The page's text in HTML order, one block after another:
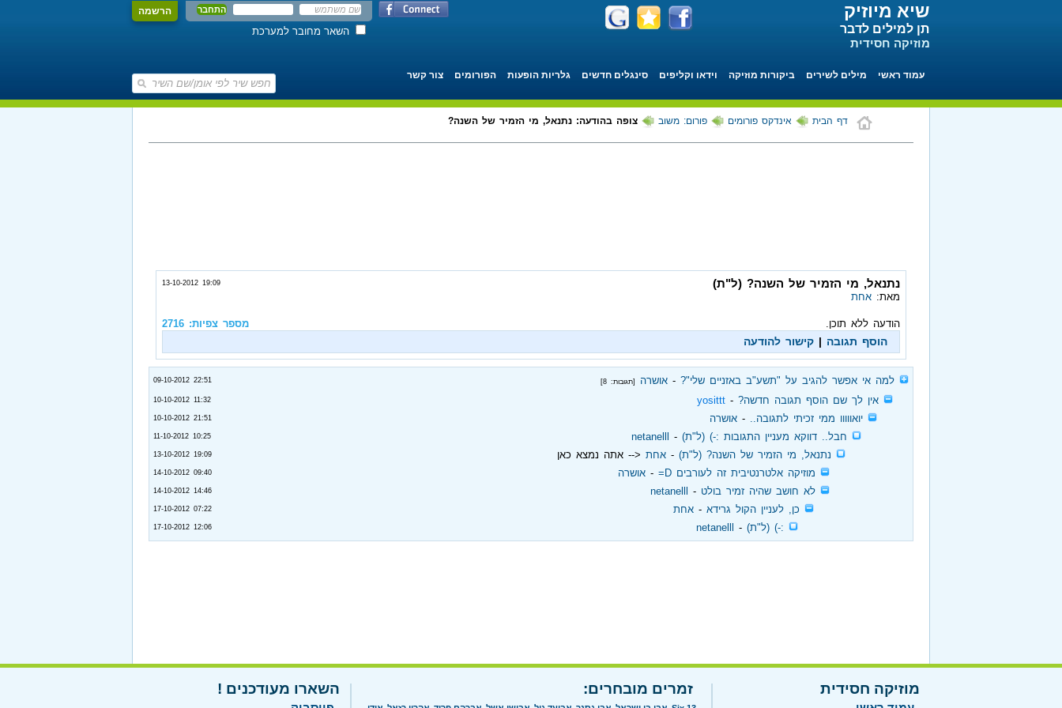
הרשמה
השאר מחובר למערכת
שיא מיוזיק
תן למילים לדבר
מוזיקה חסידית
עמוד ראשי מילים לשירים ביקורות מוזיקה וידאו וקליפים סינגלים חדשים גלריות הופעות הפורומים צור קשר
דף הבית אינדקס פורומים פורום: משוב צופה בהודעה: נתנאל, מי הזמיר של השנה?
13-10-2012 19:09 נתנאל, מי הזמיר של השנה? (ל"ת)
מאת: אחת
מספר צפיות: 2716 הודעה ללא תוכן.
הוסף תגובה | קישור להודעה
למה אי אפשר להגיב על "תשע"ב באזניים שלי"? ‏ - ‏ אושרה [תגובות: 8] 09-10-2012 22:51
אין לך שם הוסף תגובה חדשה? ‏ - ‏
yosittt
10-10-2012 11:32
יואווווו ממי זכיתי לתגובה.. ‏ - ‏ אושרה 10-10-2012 21:51
חבל.. דווקא מעניין התגובות :-) (ל"ת) ‏ - ‏
netanelll
11-10-2012 10:25
נתנאל, מי הזמיר של השנה? (ל"ת) ‏ - ‏ אחת <-- אתה נמצא כאן 13-10-2012 19:09
מוזיקה אלטרנטיבית זה לעורבים D= ‏ - ‏ אושרה 14-10-2012 09:40
לא חושב שהיה זמיר בולט ‏ - ‏
netanelll
14-10-2012 14:46
כן, לעניין הקול גרידא ‏ - ‏ אחת 17-10-2012 07:22
:-) (ל"ת) ‏ - ‏
netanelll
17-10-2012 12:06
מוזיקה חסידית זמרים מובחרים: השארו מעודכנים !